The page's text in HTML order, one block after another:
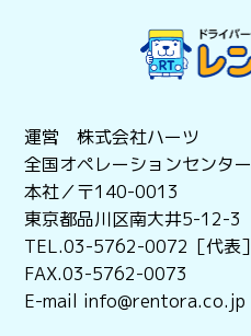
運営 株式会社ハーツ
全国オペレーションセンター
本社／〒140-0013
東京都品川区南大井5-12-3
TEL.03-5762-0072［代表］
FAX.03-5762-0073
E-mail info@rentora.co.jp